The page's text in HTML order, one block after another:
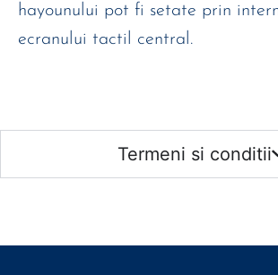
hayounului pot fi setate prin
ecranului tactil central.
Termeni si conditii